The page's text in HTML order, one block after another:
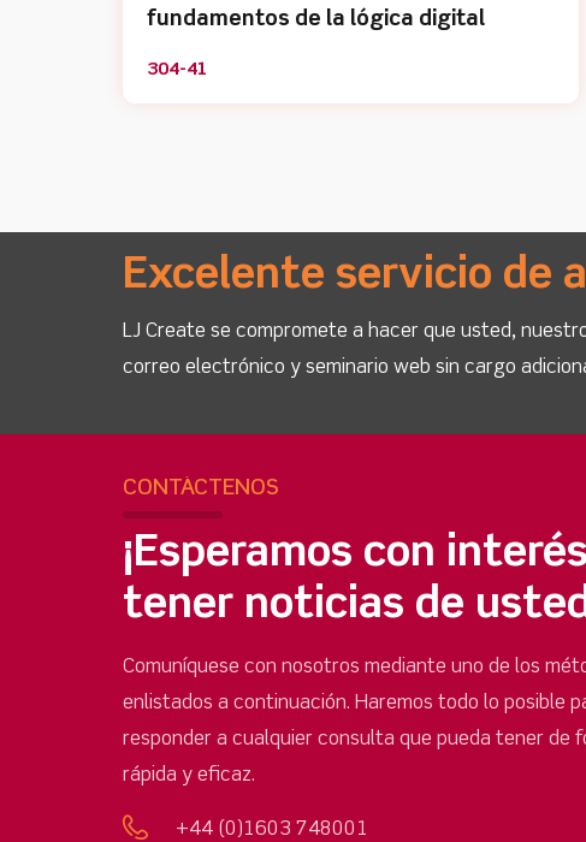
fundamentos de la lógica digital
304-41
Excelente servicio de
LJ Create se compromete a hacer que usted,
correo electrónico y seminario web sin cargo
CONTÁCTENOS
¡Esperamos con interés
tener noticias de
Comuníquese con nosotros mediante uno de los
enlistados a continuación. Haremos todo lo posible
responder a cualquier consulta que pueda tener de
rápida y eficaz.
+44 (0)1603 748001